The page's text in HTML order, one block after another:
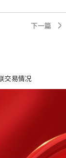
下一篇
交易情况